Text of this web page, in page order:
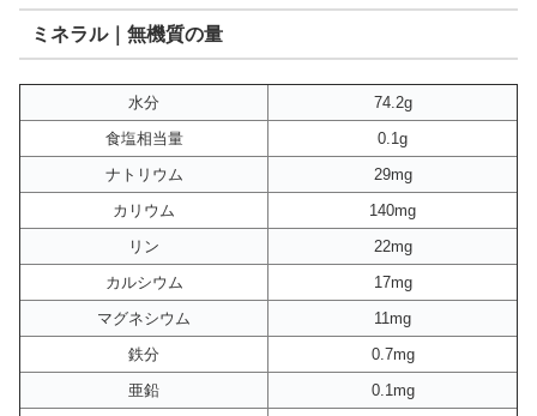
ミネラル｜無機質の量
水分
74.2g
食塩相当量
0.1g
ナトリウム
29mg
カリウム
140mg
リン
22mg
カルシウム
17mg
マグネシウム
11mg
鉄分
0.7mg
亜鉛
0.1mg